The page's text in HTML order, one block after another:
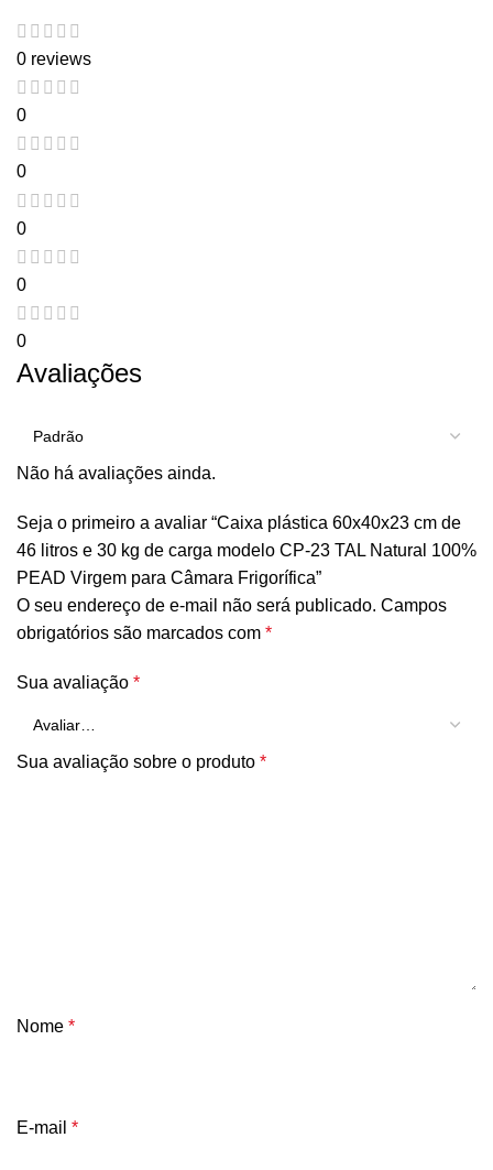
0 reviews
0
0
0
0
0
Avaliações
Não há avaliações ainda.
Seja o primeiro a avaliar “Caixa plástica 60x40x23 cm de
46 litros e 30 kg de carga modelo CP-23 TAL Natural 100%
PEAD Virgem para Câmara Frigorífica”
O seu endereço de e-mail não será publicado. Campos
obrigatórios são marcados com *
Sua avaliação *
Sua avaliação sobre o produto *
Nome *
E-mail *